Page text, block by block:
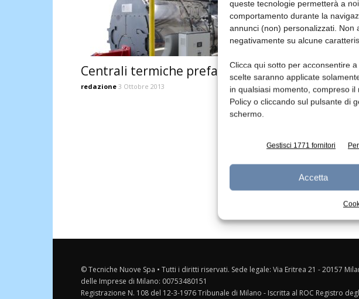
queste tecnologie permetterà a
comportamento durante la
annunci (non) personalizzati. Non
negativamente su alcune
Clicca qui sotto per acconsentire
scelte saranno applicate
in qualsiasi momento, compreso
Policy o cliccando sul pulsante di
schermo.
Gestisci 1771 fornitori
Accetta
Centrali termiche prefabbricate
redazione 3 Ottobre 2013
© Tecniche Nuove Spa • Tutti i diritti riservati. Sede legale: Via Eritrea 21 - 20157
delle Imprese di Milano: 00753480151
Registrazione N. 108 del 12-3-1976 Tribunale di Milano - Iscritta al ROC Registro